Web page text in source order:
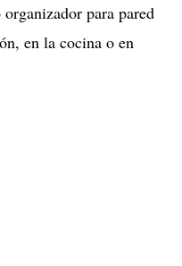
para pared
en la cocina o en